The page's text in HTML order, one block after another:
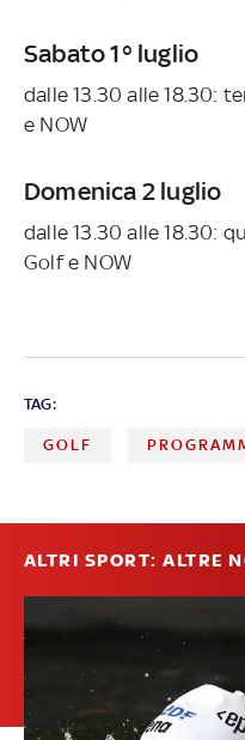
Sabato 1° luglio
dalle 13.30 alle 18.30:
e NOW
Domenica 2 luglio
dalle 13.30 alle 18.30:
Golf e NOW
TAG:
GOLF
ALTRI SPORT: ALTRE